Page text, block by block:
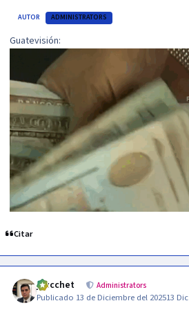
AUTOR ADMINISTRATORS
Guatevisión:
Citar
jzucchet Administrators
Publicado 13 de Diciembre del 202513 Dic